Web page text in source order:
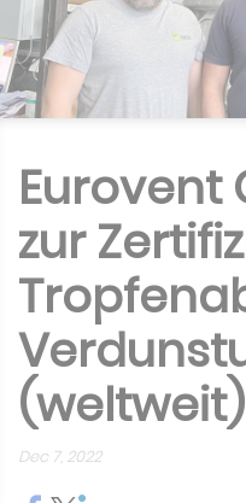
Eurovent
zur
(weltweit)
Dec 7, 2022